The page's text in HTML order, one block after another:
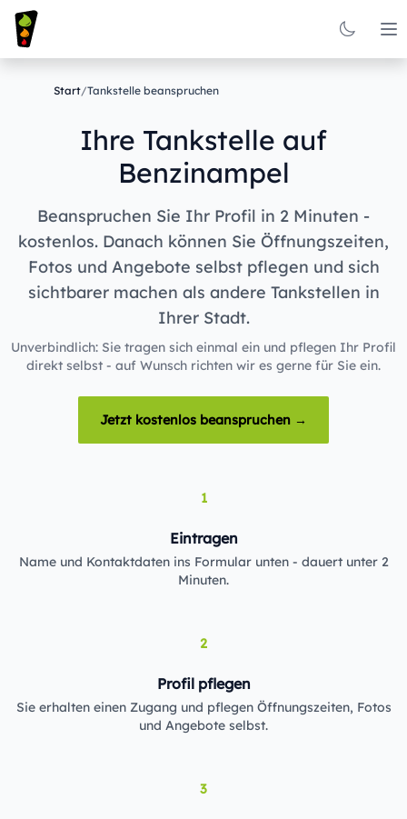
Start/Tankstelle beanspruchen
Ihre Tankstelle auf
Benzinampel
Beanspruchen Sie Ihr Profil in 2 Minuten -
kostenlos. Danach können Sie Öffnungszeiten,
Fotos und Angebote selbst pflegen und sich
sichtbarer machen als andere Tankstellen in
Ihrer Stadt.
Unverbindlich: Sie tragen sich einmal ein und pflegen Ihr Profil
direkt selbst - auf Wunsch richten wir es gerne für Sie ein.
Jetzt kostenlos beanspruchen →
1
Eintragen
Name und Kontaktdaten ins Formular unten - dauert unter 2
Minuten.
2
Profil pflegen
Sie erhalten einen Zugang und pflegen Öffnungszeiten, Fotos
und Angebote selbst.
3